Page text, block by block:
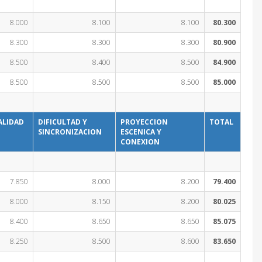
8.000 8.100 8.100
80.300
8.300
8.300 8.300
80.900
8.500
8.400 8.500
84.900
8.500
8.500 8.500 85.000
DIFICULTAD Y
SINCRONIZACION
PROYECCION
ESCENICA Y
CONEXION
TOTAL
7.850 8.000 8.200
79.400
8.000
8.150 8.200
80.025
8.400
8.650 8.650
85.075
8.250
8.500 8.600 83.650